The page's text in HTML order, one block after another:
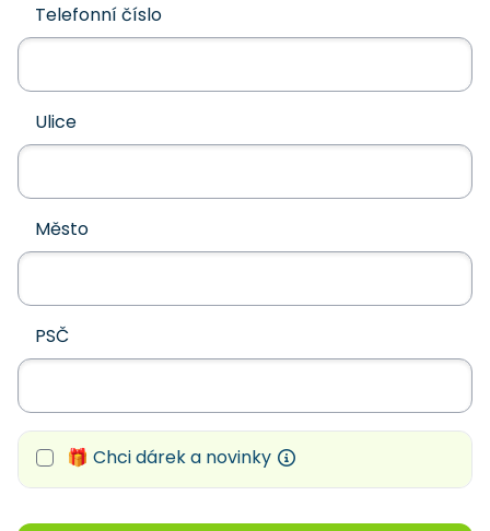
Telefonní číslo
Ulice
Město
PSČ
🎁 Chci dárek a novinky